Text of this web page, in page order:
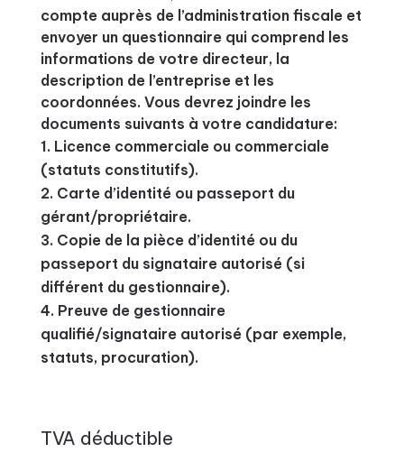
compte auprès de l’administration fiscale et
envoyer un questionnaire qui comprend les
informations de votre directeur, la
description de l’entreprise et les
coordonnées. Vous devrez joindre les
documents suivants à votre candidature:
Licence commerciale ou commerciale
(statuts constitutifs).
Carte d’identité ou passeport du
gérant/propriétaire.
Copie de la pièce d’identité ou du
passeport du signataire autorisé (si
différent du gestionnaire).
Preuve de gestionnaire
qualifié/signataire autorisé (par exemple,
statuts, procuration).
TVA déductible